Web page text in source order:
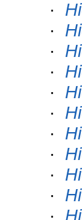
·
·
·
·
·
·
·
·
·
·
·